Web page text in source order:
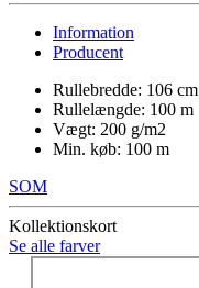
Information
Producent
Rullebredde: 106 cm
Rullelængde: 100 m
Vægt: 200 g/m2
Min. køb: 100 m
SOM
Kollektionskort
Se alle farver